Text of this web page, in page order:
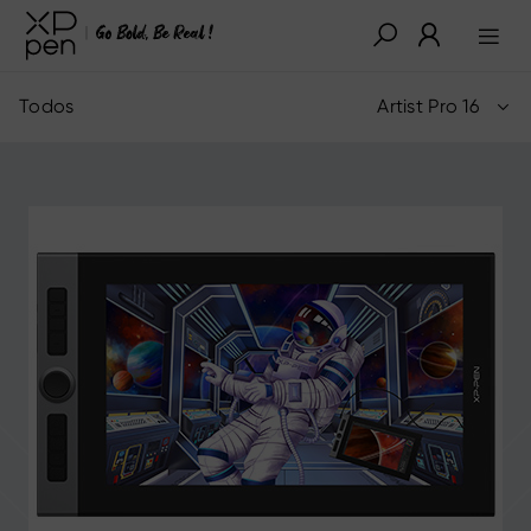
Todos Artist Pro 16